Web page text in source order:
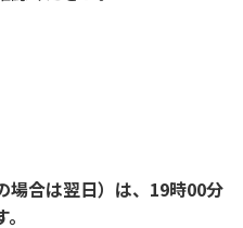
合は翌日）は、19時00分